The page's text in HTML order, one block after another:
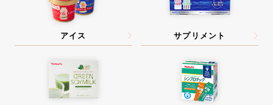
アイス サプリメント